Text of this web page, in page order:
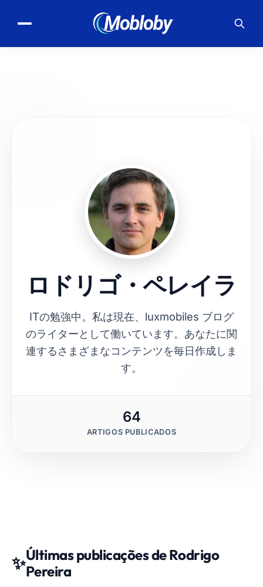
ロドリゴ・ペレイラ
ITの勉強中。私は現在、luxmobiles ブログ
のライターとして働いています。あなたに関
連するさまざまなコンテンツを毎日作成しま
す。
64
ARTIGOS PUBLICADOS
✨Últimas publicações de Rodrigo
Pereira